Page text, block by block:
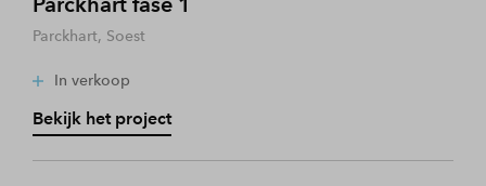
Parckhart, Soest
In verkoop
Bekijk het project